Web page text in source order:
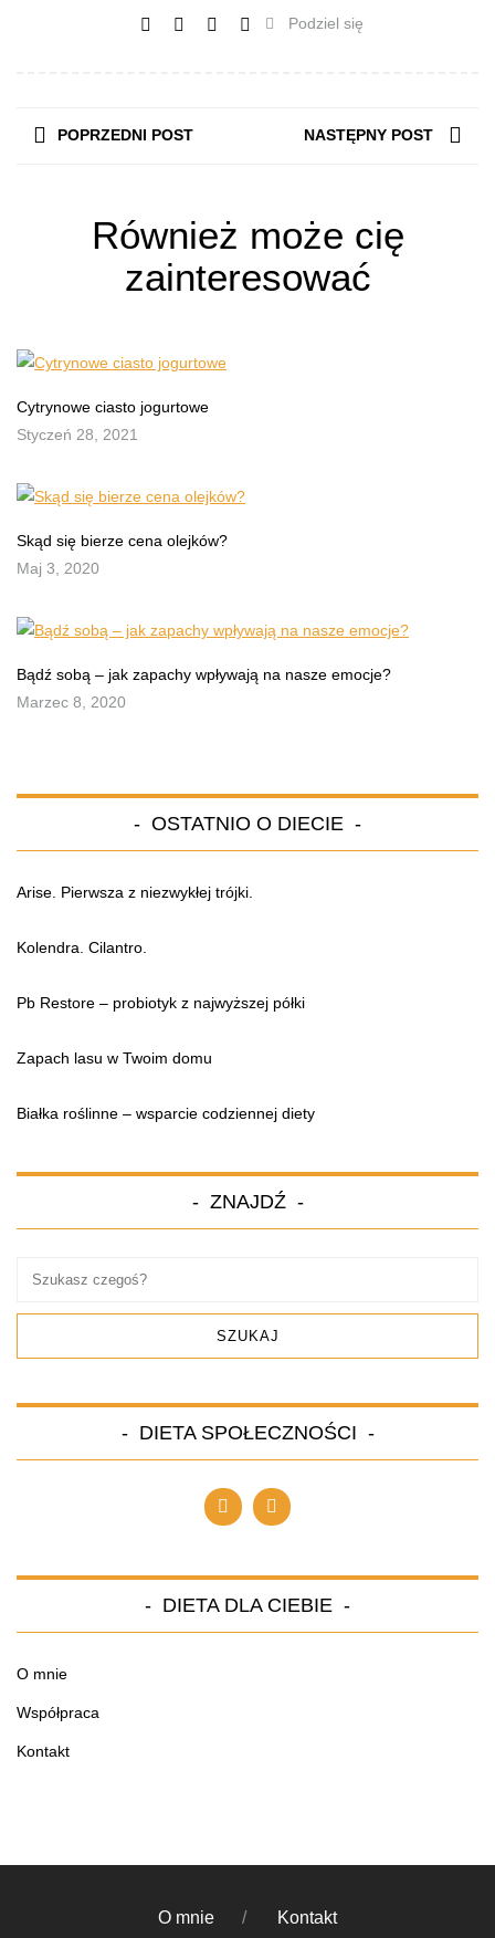
Podziel się
POPRZEDNI POST NASTĘPNY POST
Również może cię
zainteresować
Cytrynowe ciasto jogurtowe
Styczeń 28, 2021
Skąd się bierze cena olejków?
Maj 3, 2020
Bądź sobą – jak zapachy wpływają na nasze emocje?
Marzec 8, 2020
OSTATNIO O DIECIE
Arise. Pierwsza z niezwykłej trójki.
Kolendra. Cilantro.
Pb Restore – probiotyk z najwyższej półki
Zapach lasu w Twoim domu
Białka roślinne – wsparcie codziennej diety
ZNAJDŹ
DIETA SPOŁECZNOŚCI
DIETA DLA CIEBIE
O mnie
Współpraca
Kontakt
O mnie Kontakt